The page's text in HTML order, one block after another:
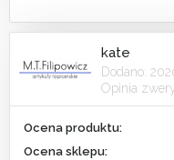
kate
Dodano:
Opinia
Ocena produktu:
Ocena sklepu: